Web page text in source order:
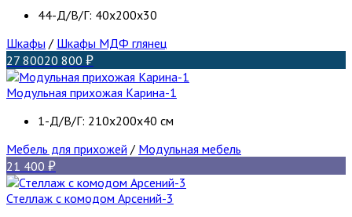
44-Д/В/Г: 40х200х30
Шкафы / Шкафы МДФ глянец
27 80020 800
Модульная прихожая Карина-1
1-Д/В/Г: 210х200х40 см
Мебель для прихожей / Модульная мебель
21 400
Стеллаж с комодом Арсений-3